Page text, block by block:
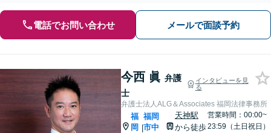
電話でお問い合わせ メールで面談予約
今西 眞 弁護
士
インタビューを見
る
弁護士法人ALG＆Associates 福岡法律事務所
福
岡 |
福岡
市中
天神駅
から徒歩
営業時間：00:00~
23:59（土日祝日）